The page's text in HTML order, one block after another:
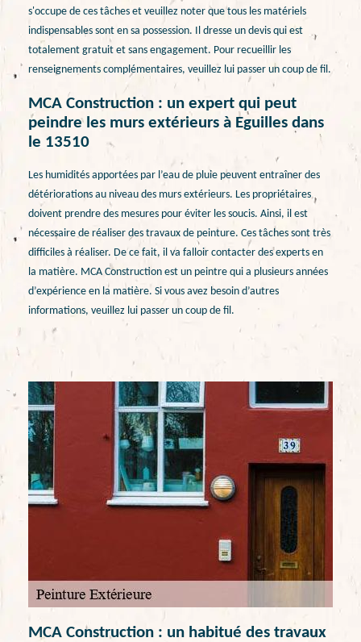
s'occupe de ces tâches et veuillez noter que tous les matériels
indispensables sont en sa possession. Il dresse un devis qui est
totalement gratuit et sans engagement. Pour recueillir les
renseignements complémentaires, veuillez lui passer un coup de fil.
MCA Construction : un expert qui peut
peindre les murs extérieurs à Eguilles dans
le 13510
Les humidités apportées par l’eau de pluie peuvent entraîner des
détériorations au niveau des murs extérieurs. Les propriétaires
doivent prendre des mesures pour éviter les soucis. Ainsi, il est
nécessaire de réaliser des travaux de peinture. Ces tâches sont très
difficiles à réaliser. De ce fait, il va falloir contacter des experts en
la matière. MCA Construction est un peintre qui a plusieurs années
d’expérience en la matière. Si vous avez besoin d’autres
informations, veuillez lui passer un coup de fil.
MCA Construction : un habitué des travaux